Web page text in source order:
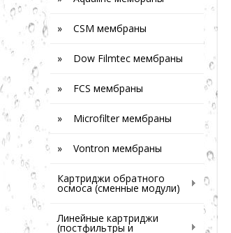
» CSM мембраны
» Dow Filmtec мембраны
» FCS мембраны
» Microfilter мембраны
» Vontron мембраны
Картриджи обратного
осмоса (сменные модули)
Линейные картриджи
(постфильтры и